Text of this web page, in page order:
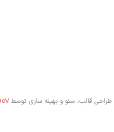
طراحی قالب، سئو و بهینه سازی توسط